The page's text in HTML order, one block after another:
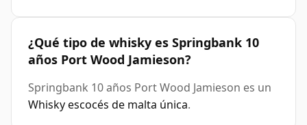
¿Qué tipo de whisky es Springbank 10
años Port Wood Jamieson?
Springbank 10 años Port Wood Jamieson es un
Whisky escocés de malta única.